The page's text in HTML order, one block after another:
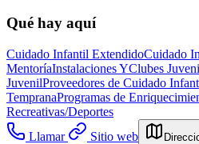
Qué hay aquí
Cuidado Infantil ExtendidoCuidado
MentoríaInstalaciones YClubes
JuvenilProveedores de Cuidado
TempranaProgramas de
Recreativas/Deportes
Llamar
Sitio web